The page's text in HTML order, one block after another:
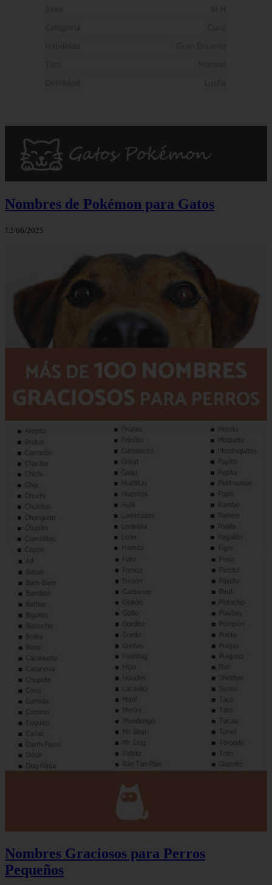
Nombres de Pokémon para Gatos
12/06/2025
Nombres Graciosos para Perros
Pequeños